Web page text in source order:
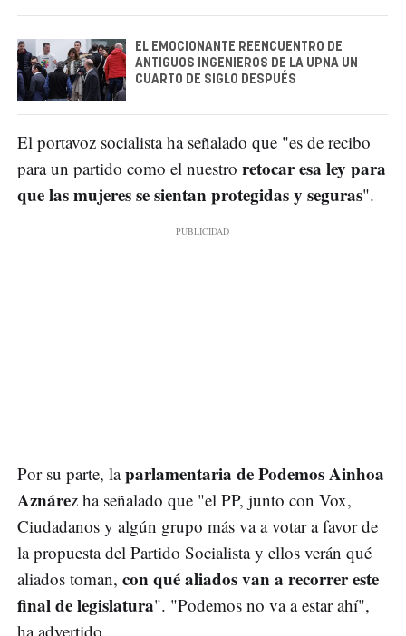
EL EMOCIONANTE REENCUENTRO DE
ANTIGUOS INGENIEROS DE LA UPNA UN
CUARTO DE SIGLO DESPUÉS
El portavoz socialista ha señalado que "es de recibo
para un partido como el nuestro retocar esa ley para
que las mujeres se sientan protegidas y seguras".
Por su parte, laparlamentaria de Podemos Ainhoa
Aznárez ha señalado que "el PP, junto con Vox,
Ciudadanos y algún grupo más va a votar a favor de
la propuesta del Partido Socialista y ellos verán qué
aliados toman, con qué aliados van a recorrer este
final de legislatura". "Podemos no va a estar ahí",
ha advertido.